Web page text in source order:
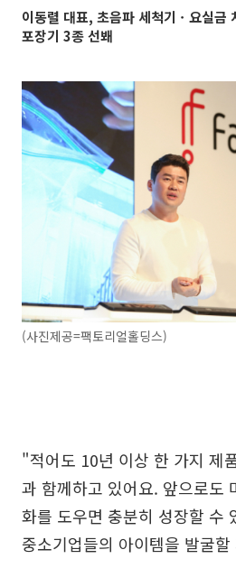
이동렬 대표, 초음파 세척기ㆍ요실금
포장기 3종 선봬
(사진제공=팩토리얼홀딩스)
"적어도 10년 이상 한 가지 제
과 함께하고 있어요. 앞으로도
화를 도우면 충분히 성장할 수
중소기업들의 아이템을 발굴